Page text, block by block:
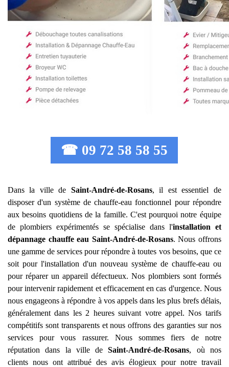
☎ 09 72 58 58 55
Dans la ville de Saint-André-de-Rosans, il est essentiel de
disposer d'un système de chauffe-eau fonctionnel pour répondre
aux besoins quotidiens de la famille. C'est pourquoi notre équipe
de plombiers expérimentés se spécialise dans l'installation et
dépannage chauffe eau Saint-André-de-Rosans. Nous offrons
une gamme de services pour répondre à toutes vos besoins, que ce
soit pour l'installation d'un nouveau système de chauffe-eau ou
pour réparer un appareil défectueux. Nos plombiers sont formés
pour intervenir rapidement et efficacement en cas d'urgence. Nous
nous engageons à répondre à vos appels dans les plus brefs délais,
généralement dans les 2 heures suivant votre appel. Nos tarifs
compétitifs sont transparents et nous offrons des garanties sur nos
services pour vous rassurer. Nous sommes fiers de notre
réputation dans la ville deSaint-André-de-Rosans, où nos
clients nous ont attribué des avis élogieux pour notre travail